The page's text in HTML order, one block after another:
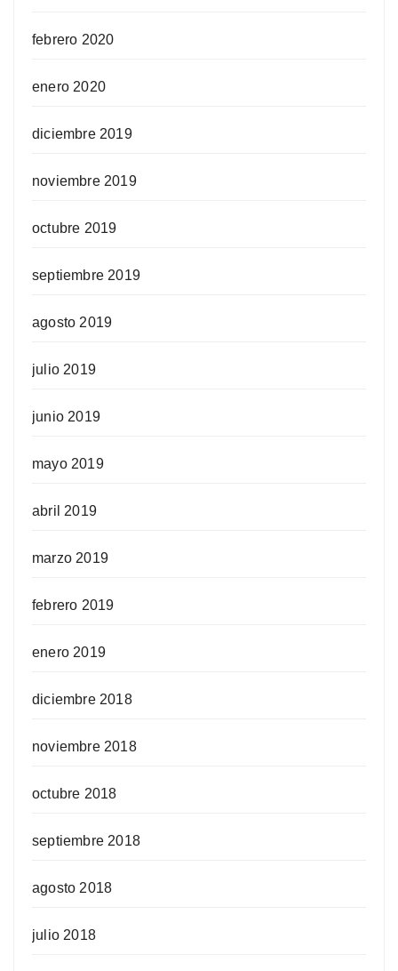
febrero 2020
enero 2020
diciembre 2019
noviembre 2019
octubre 2019
septiembre 2019
agosto 2019
julio 2019
junio 2019
mayo 2019
abril 2019
marzo 2019
febrero 2019
enero 2019
diciembre 2018
noviembre 2018
octubre 2018
septiembre 2018
agosto 2018
julio 2018